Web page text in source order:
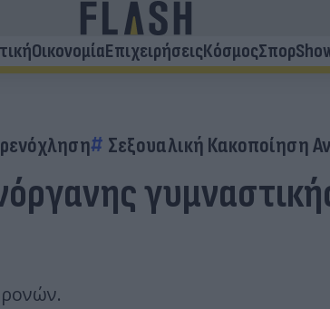
ΟικονομίαΕπιχειρήσειςΚόσμοςΣπορ
Σεξουαλική Κακοποίηση